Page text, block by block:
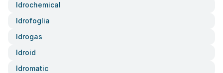
Idrochemical
Idrofoglia
Idrogas
Idroid
Idromatic